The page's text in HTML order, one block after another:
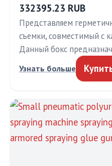
332395.23 RUB
Представляем
съемки, совместимый с
Данный бокс
Узнать больше